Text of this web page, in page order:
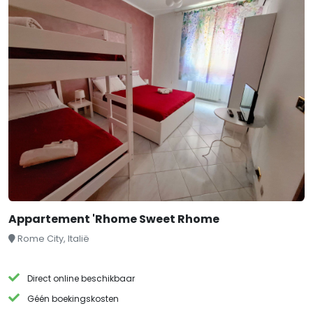
Appartement 'Rhome Sweet Rhome
Rome City, Italië
Direct online beschikbaar
Géén boekingskosten